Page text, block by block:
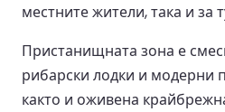
местните жители, така и за
Пристанищната зона е
рибарски лодки и модерни
както и оживена